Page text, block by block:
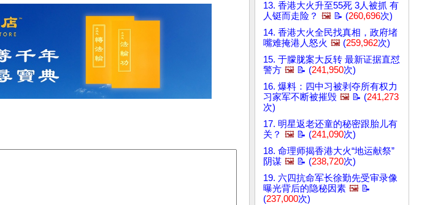
13. 香港大火升至55死 3人被抓 有
人铤而走险？ 🖼️ 📝 (260,696次)
14. 香港大火全民找真相，政府堵
嘴难掩港人怒火 🖼️ (259,962次)
15. 于朦胧案大反转 最新证据直怼
警方 🖼️ 📝 (241,950次)
16. 爆料：四中习被剥夺所有权力
习家军不断被摧毁 🖼️ 📝 (241,273
次)
17. 明星返老还童的秘密跟胎儿有
关？ 🖼️ 📝 (241,090次)
18. 命理师揭香港大火“地运献祭”
阴谋 🖼️ 📝 (238,720次)
19. 六四抗命军长徐勤先受审录像
曝光背后的隐秘因素 🖼️ 📝
(237,000次)